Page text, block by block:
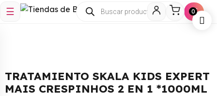
☰ 🛒
TRATAMIENTO SKALA KIDS EXPERT
MAIS CRESPINHOS 2 EN 1 *1000ML
0